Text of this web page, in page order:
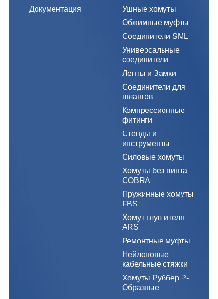
Документация
Ушные хомуты
Обжимные муфты
Соединители SML
Универсальные
соединители
Ленты и Замки
Соединители для
шлангов
Компрессионные
фитинги
Стенды и
инструменты
Силовые хомуты
Хомуты без винта
COBRA
Пружинные хомуты
FBS
Хомут глушителя
ARS
Ремонтные муфты
Нейлоновые
кабельные стяжки
Хомуты Руббер Р-
Образные